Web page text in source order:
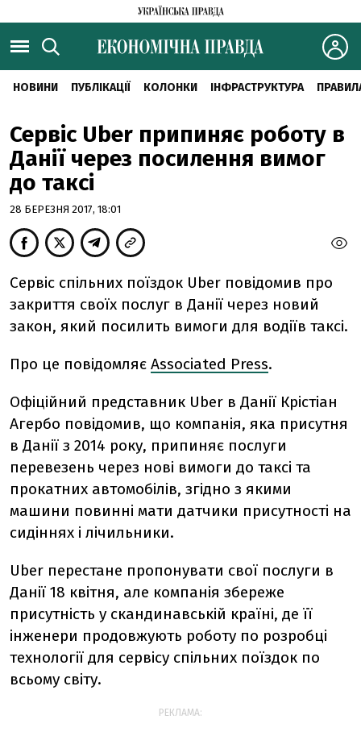
НОВИНИ ПУБЛІКАЦІЇ КОЛОНКИ ІНФРАСТРУКТУРА
Сервіс Uber припиняє роботу в
Данії через посилення вимог
до таксі
28 БЕРЕЗНЯ 2017, 18:01
Сервіс спільних поїздок Uber повідомив про
закриття своїх послуг в Данії через новий
закон, який посилить вимоги для водіїв таксі.
Про це повідомляє Associated Press.
Офіційний представник Uber в Данії Крістіан
Агербо повідомив, що компанія, яка присутня
в Данії з 2014 року, припиняє послуги
перевезень через нові вимоги до таксі та
прокатних автомобілів, згідно з якими
машини повинні мати датчики присутності на
сидіннях і лічильники.
Uber перестане пропонувати свої послуги в
Данії 18 квітня, але компанія збереже
присутність у скандинавській країні, де її
інженери продовжують роботу по розробці
технології для сервісу спільних поїздок по
всьому світу.
РЕКЛАМА: